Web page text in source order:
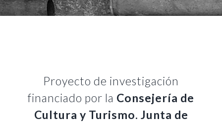
Proyecto de investigación
financiado por la Consejería de
Cultura y Turismo. Junta de